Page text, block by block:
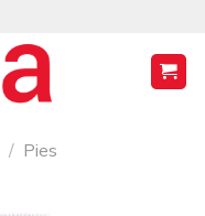
/ Pies